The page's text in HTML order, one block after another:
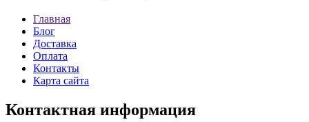
Главная
Блог
Доставка
Оплата
Контакты
Карта сайта
Контактная информация